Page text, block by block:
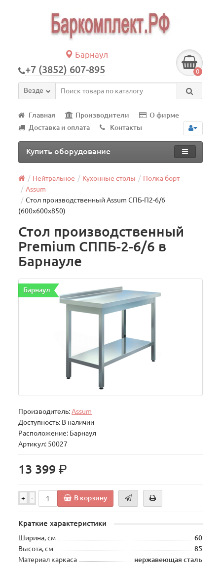
Барнаул
+7 (3852) 607-895 0
Везде
Главная Производители
О фирме
Доставка и оплата
Контакты
Купить оборудование
Нейтральное Кухонные столы
Полка борт
Assum
Стол производственный Assum СПБ-П2-6/6
(600х600х850)
Стол производственный
Premium СППБ-2-6/6 в
Барнауле
Барнаул
Производитель:Assum
Доступность: В наличии
Расположение: Барнаул
Артикул: 50027
13 399р.
+ - В корзину
Краткие характеристики
Ширина, см
60
Высота, см
85
Материал каркаса
нержавеющая сталь